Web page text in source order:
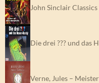
John Sinclair
Die drei ??? und das
Verne, Jules –